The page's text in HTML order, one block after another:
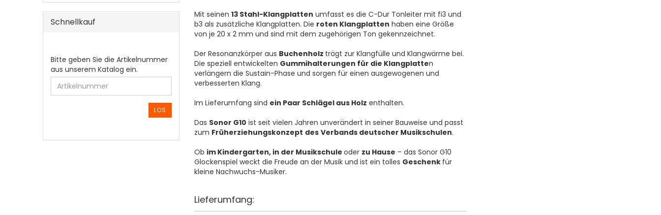
Mit seinen 13 Stahl-Klangplatten umfasst es die C-Dur Tonleiter mit fi3 und
b3 als zusätzliche Klangplatten. Die roten Klangplatten haben eine Größe
von je 20 x 2 mm und sind mit dem zugehörigen Ton gekennzeichnet.
Der Resonanzkörper aus Buchenholz trägt zur Klangfülle und Klangwärme bei.
Die speziell entwickelten Gummihalterungen für die Klangplatten
verlängern die Sustain-Phase und sorgen für einen ausgewogenen und
verbesserten Klang.
Im Lieferumfang sind ein Paar Schlägel aus Holz enthalten.
Das Sonor G10 ist seit vielen Jahren unverändert in seiner Bauweise und passt
zum Früherziehungskonzept des Verbands deutscher Musikschulen.
Ob im Kindergarten, in der Musikschule oder zu Hause – das Sonor G10
Glockenspiel weckt die Freude an der Musik und ist ein tolles Geschenk für
kleine Nachwuchs-Musiker.
Lieferumfang:
Schnellkauf
BITTE
GEBEN
SIE
DIE
ARTIKELNUMMER
EIN.
Bitte geben Sie die Artikelnummer
aus unserem Katalog ein.
LOS